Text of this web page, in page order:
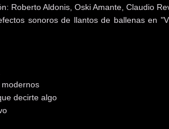
Roberto Aldonis, Oski Amante, Claudio
sonoros de llantos de ballenas en
modernos
decirte algo